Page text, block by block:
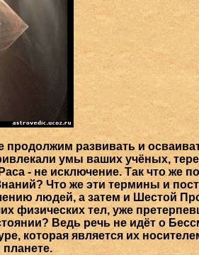
развивать и
умы ваших учёных,
- не исключение. Так что же
Что же эти термины и
людей, а затем и Шестой
физических тел, уже
Ведь речь не идёт о
которая является их